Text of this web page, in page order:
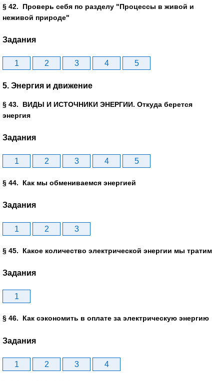
§ 42. Проверь себя по разделу "Процессы в живой и
неживой природе"
Задания
1 2 3 4 5
5. Энергия и движение
§ 43. ВИДЫ И ИСТОЧНИКИ ЭНЕРГИИ. Откуда берется
энергия
Задания
1 2 3 4 5
§ 44. Как мы обмениваемся энергией
Задания
1 2 3
§ 45. Какое количество электрической энергии мы тратим
Задания
1
§ 46. Как сэкономить в оплате за электрическую энергию
Задания
1 2 3 4